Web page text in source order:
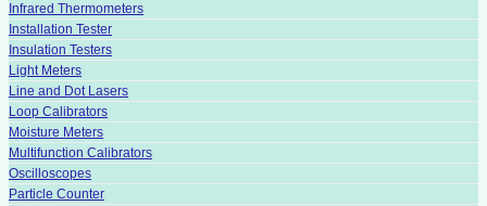
Infrared Thermometers
Installation Tester
Insulation Testers
Light Meters
Line and Dot Lasers
Loop Calibrators
Moisture Meters
Multifunction Calibrators
Oscilloscopes
Particle Counter